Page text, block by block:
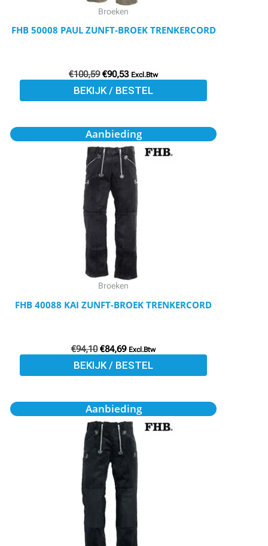
Broeken
FHB 50008 PAUL ZUNFT-BROEK TRENKERCORD
€100,59 €90,53 Excl.Btw
BEKIJK / BESTEL
worden
op
Aanbieding
Broeken
FHB 40088 KAI ZUNFT-BROEK TRENKERCORD
€94,10
Oorspronkelijke
prijs
was:
€94,10.
€84,69
Huidige
prijs
is:
€84,69.
Excl.Btw
BEKIJK / BESTEL
Dit
product
heeft
meerdere
variaties.
Deze
optie
kan
gekozen
worden
Aanbieding
Oorspronkelijke
prijs
was:
€94,10.
Huidige
prijs
is:
€84,69.
Dit
product
heeft
meerdere
variaties.
Deze
kan
gekozen